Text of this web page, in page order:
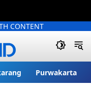
CONTENT
Purwakarta